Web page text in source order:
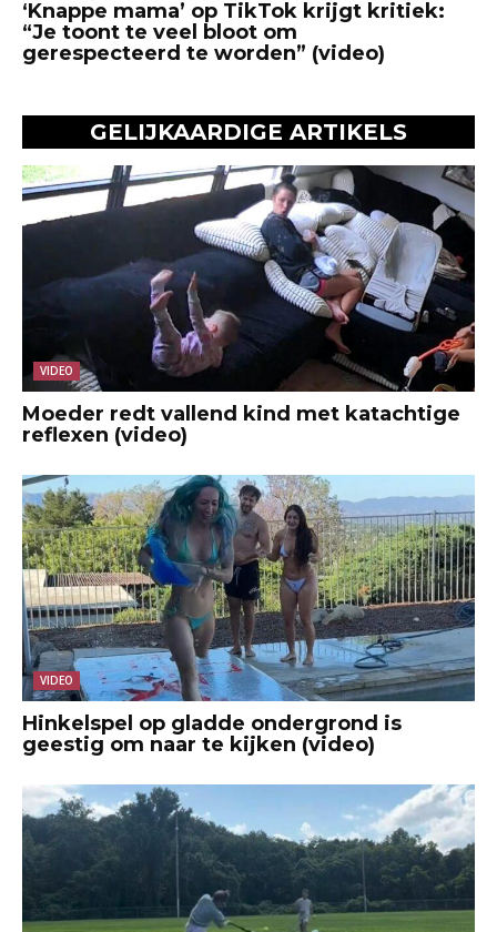
‘Knappe mama’ op TikTok krijgt kritiek:
“Je toont te veel bloot om
gerespecteerd te worden” (video)
GELIJKAARDIGE ARTIKELS
VIDEO
Moeder redt vallend kind met katachtige
reflexen (video)
VIDEO
Hinkelspel op gladde ondergrond is
geestig om naar te kijken (video)